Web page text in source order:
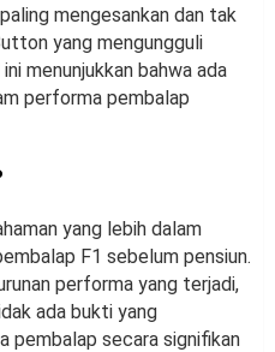
mengesankan dan tak
yang mengungguli
menunjukkan bahwa ada
performa pembalap
yang lebih dalam
F1 sebelum pensiun.
performa yang terjadi,
ada bukti yang
pembalap secara signifikan